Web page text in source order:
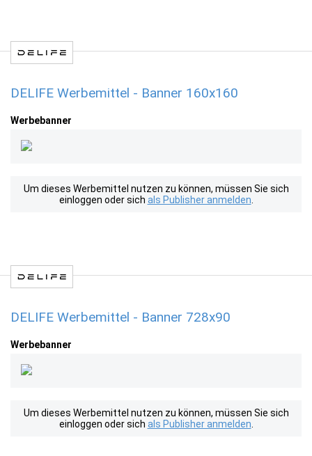
DELIFE Werbemittel - Banner 160x160
Werbebanner
Um dieses Werbemittel nutzen zu können, müssen Sie sich
einloggen oder sich als Publisher anmelden
DELIFE Werbemittel - Banner 728x90
Werbebanner
Um dieses Werbemittel nutzen zu können, müssen Sie sich
einloggen oder sich als Publisher anmelden